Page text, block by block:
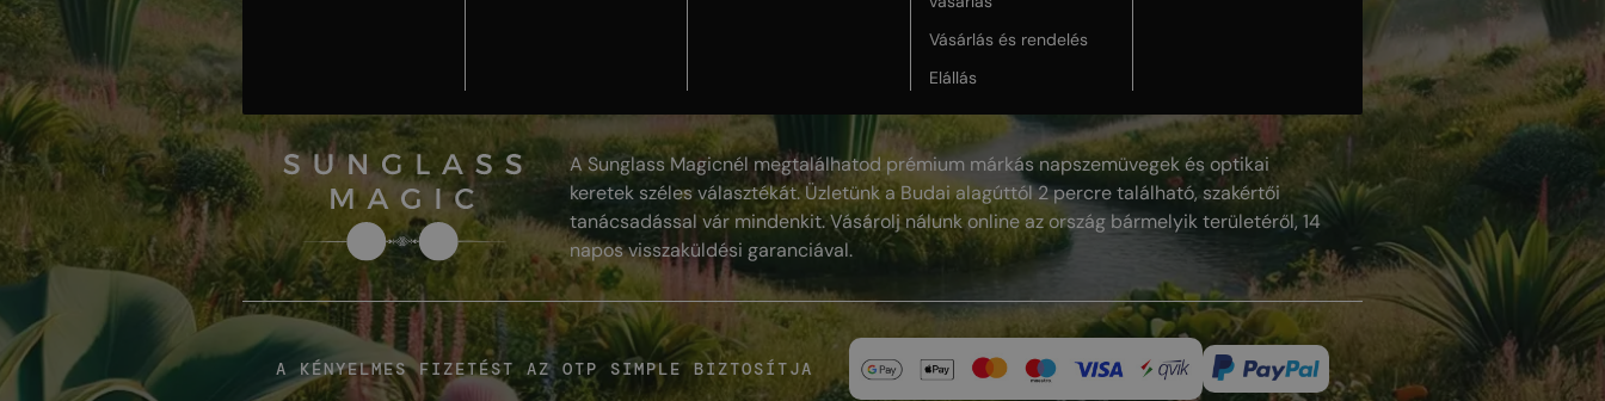
Vásárlás és rendelés
Elállás
A Sunglass Magicnél megtalálhatod prémium márkás napszemüvegek és optikai
keretek széles választékát. Üzletünk a Budai alagúttól 2 percre található, szakértői
tanácsadással vár mindenkit. Vásárolj nálunk online az ország bármelyik területéről, 14
napos visszaküldési garanciával.
A KÉNYELMES FIZETÉST AZ OTP SIMPLE BIZTOSÍTJA